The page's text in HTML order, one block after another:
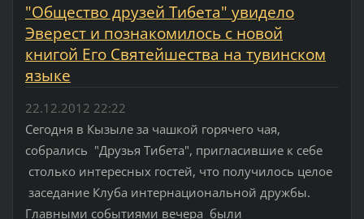
"Общество друзей Тибета" увидело
Эверест и познакомилось с новой
книгой Его Святейшества на тувинском
языке
22.12.2012 22:22
Сегодня в Кызыле за чашкой горячего чая,
собрались "Друзья Тибета", пригласившие к себе
столько интересных гостей, что получилось целое
заседание Клуба интернациональной дружбы.
Главными событиями вечера были